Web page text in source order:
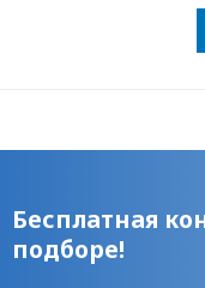
Бесплатная
подборе!